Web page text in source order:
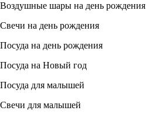
Воздушные шары на день рождения
Свечи на день рождения
Посуда на день рождения
Посуда на Новый год
Посуда для малышей
Свечи для малышей